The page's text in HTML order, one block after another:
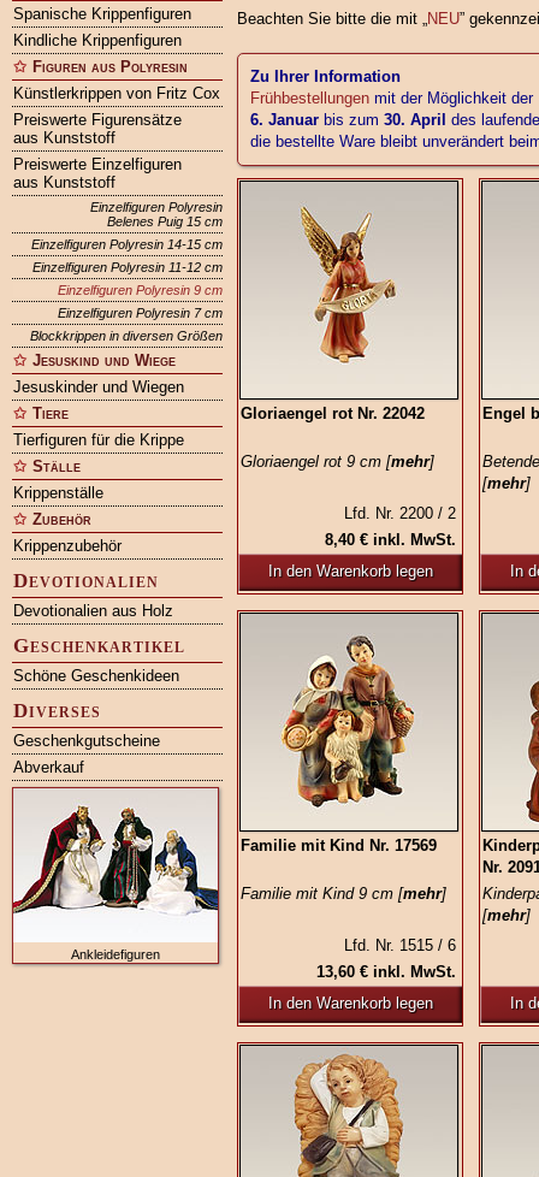
Spanische Krippenfiguren
Kindliche Krippenfiguren
Figuren aus Polyresin
Künstlerkrippen von Fritz Cox
Preiswerte Figurensätze
aus Kunststoff
Preiswerte Einzelfiguren
aus Kunststoff
Einzelfiguren Polyresin
Belenes Puig 15 cm
Einzelfiguren Polyresin 14-15 cm
Einzelfiguren Polyresin 11-12 cm
Einzelfiguren Polyresin 9 cm
Einzelfiguren Polyresin 7 cm
Blockkrippen in diversen Größen
Jesuskind und Wiege
Jesuskinder und Wiegen
Tiere
Tierfiguren für die Krippe
Ställe
Krippenställe
Zubehör
Krippenzubehör
Devotionalien
Devotionalien aus Holz
Geschenkartikel
Schöne Geschenkideen
Diverses
Geschenkgutscheine
Abverkauf
Ankleidefiguren
Beachten Sie bitte die mit „NEU”
Zu Ihrer Information
Frühbestellungen mit der Möglichkeit
6. Januar bis zum 30. April des
die bestellte Ware bleibt unverändert
Gloriaengel rot Nr. 22042
Gloriaengel rot 9 cm [mehr]
Lfd. Nr. 2200 / 2
8,40 € inkl. MwSt.
In den Warenkorb legen
Engel
[mehr]
In
Familie mit Kind Nr. 17569
Familie mit Kind 9 cm [mehr]
Lfd. Nr. 1515 / 6
13,60 € inkl. MwSt.
In den Warenkorb legen
Nr.
[mehr]
In